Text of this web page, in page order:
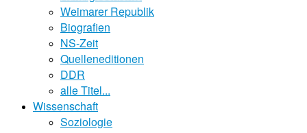
Weimarer Republik
Biografien
NS-Zeit
Quelleneditionen
DDR
alle Titel...
Wissenschaft
Soziologie